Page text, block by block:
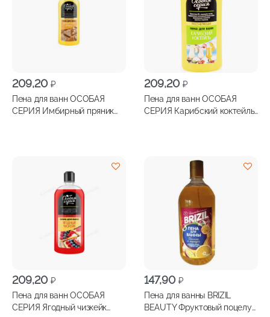
209,20 ₽
Пена для ванн ОСОБАЯ
СЕРИЯ Имбирный пряник
209,20 ₽
Пена для ванн ОСОБАЯ
СЕРИЯ Карибский коктейль
209,20 ₽
Пена для ванн ОСОБАЯ
СЕРИЯ Ягодный чизкейк
147,90 ₽
Пена для ванны BRIZIL
BEAUTY Фруктовый поцелуй